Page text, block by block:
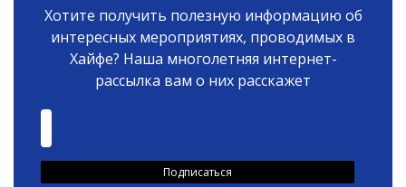
Хотите получить полезную информацию об
интересных мероприятиях, проводимых в
Хайфе? Наша многолетняя интернет-
рассылка вам о них расскажет